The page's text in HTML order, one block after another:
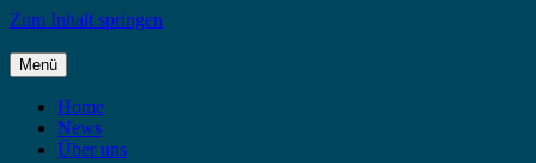
Zum Inhalt springen
Highlandflats – Flat Coated Retriever
Menü
Home
News
Über uns